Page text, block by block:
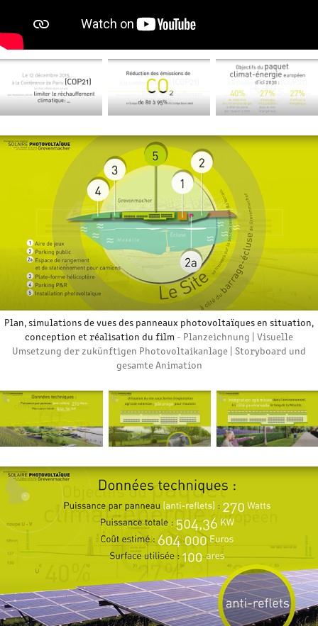
Plan, simulations de vues des panneaux photovoltaïques en situation,
conception et réalisation du film - Planzeichnung | Visuelle
Umsetzung der zukünftigen Photovoltaikanlage | Storyboard und
gesamte Animation